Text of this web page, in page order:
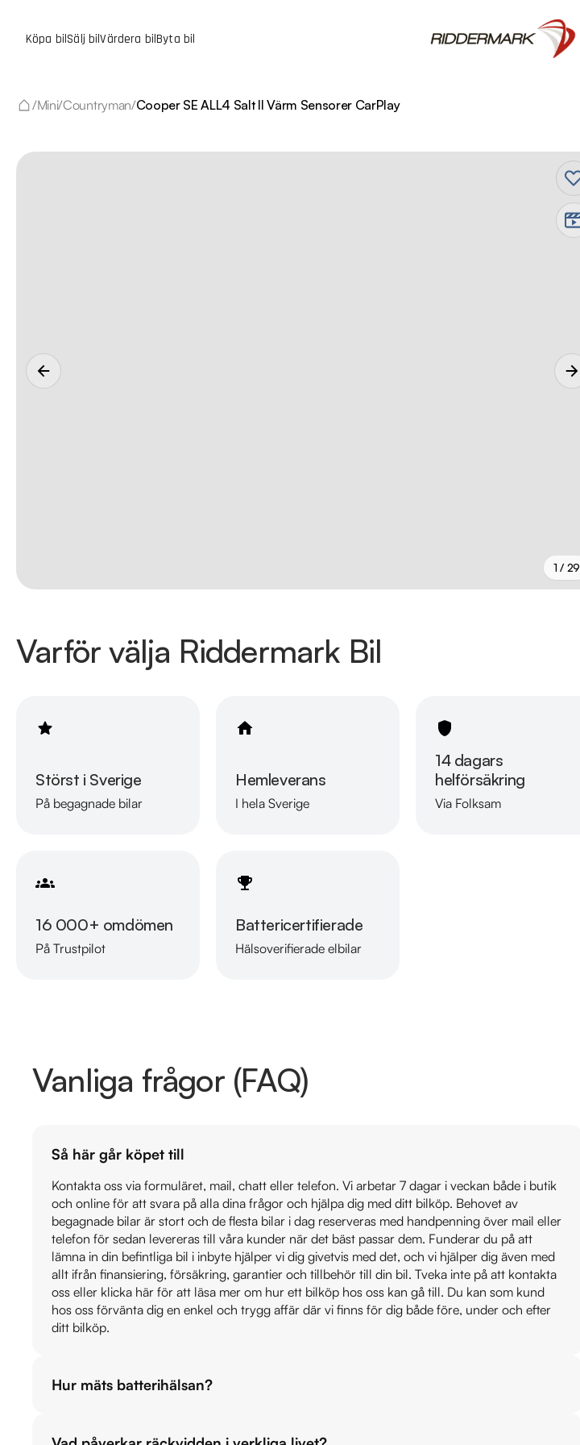
Köpa bilSälj bilVärdera bilByta bil
/Mini/Countryman/Cooper SE ALL4 Salt II Värm Sensorer CarPlay
1 / 29
Varför välja Riddermark Bil
Störst i Sverige
På begagnade bilar
Hemleverans
I hela Sverige
14 dagars
helförsäkring
Via Folksam
16 000+ omdömen
På Trustpilot
Battericertifierade
Hälsoverifierade elbilar
Vanliga frågor (FAQ)
Så här går köpet till
Kontakta oss via formuläret, mail, chatt eller telefon. Vi arbetar 7 dagar i veckan både i butik
och online för att svara på alla dina frågor och hjälpa dig med ditt bilköp. Behovet av
begagnade bilar är stort och de flesta bilar i dag reserveras med handpenning över mail eller
telefon för sedan levereras till våra kunder när det bäst passar dem. Funderar du på att
lämna in din befintliga bil i inbyte hjälper vi dig givetvis med det, och vi hjälper dig även med
allt ifrån finansiering, försäkring, garantier och tillbehör till din bil. Tveka inte på att kontakta
oss eller klicka här för att läsa mer om hur ett bilköp hos oss kan gå till. Du kan som kund
hos oss förvänta dig en enkel och trygg affär där vi finns för dig både före, under och efter
ditt bilköp.
Hur mäts batterihälsan?